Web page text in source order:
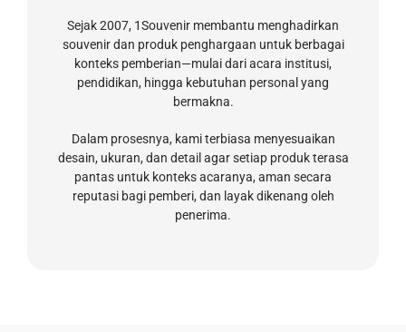
Sejak 2007, 1Souvenir membantu menghadirkan
souvenir dan produk penghargaan untuk berbagai
konteks pemberian—mulai dari acara institusi,
pendidikan, hingga kebutuhan personal yang
bermakna.
Dalam prosesnya, kami terbiasa menyesuaikan
desain, ukuran, dan detail agar setiap produk terasa
pantas untuk konteks acaranya, aman secara
reputasi bagi pemberi, dan layak dikenang oleh
penerima.